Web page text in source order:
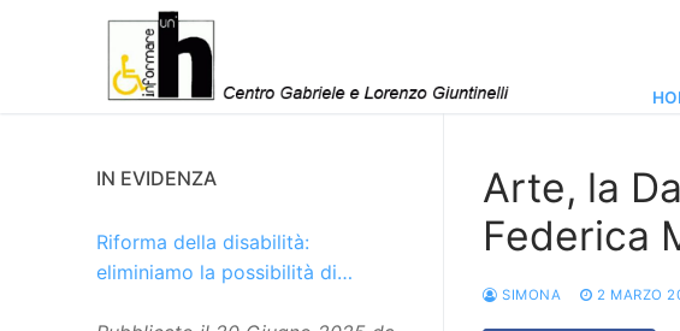
Arte, la
Federica
SIMONA 2 MARZO
IN EVIDENZA
Riforma della disabilità:
eliminiamo la possibilità di